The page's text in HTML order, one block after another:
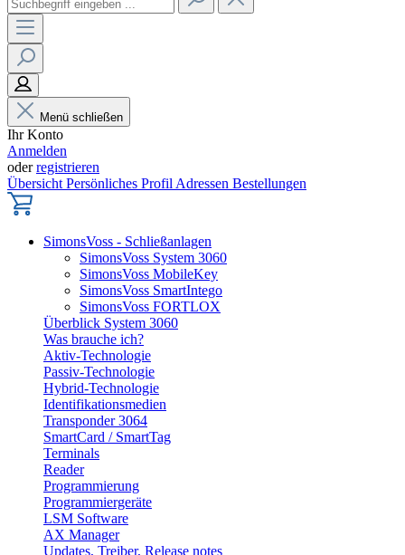
Menü schließen
Ihr Konto
Anmelden
oderregistrieren
Übersicht Persönliches Profil Adressen Bestellungen
SimonsVoss - Schließanlagen
SimonsVoss System 3060
SimonsVoss MobileKey
SimonsVoss SmartIntego
SimonsVoss FORTLOX
Überblick System 3060
Was brauche ich?
Aktiv-Technologie
Passiv-Technologie
Hybrid-Technologie
Identifikationsmedien
Transponder 3064
SmartCard / SmartTag
Terminals
Reader
Programmierung
Programmiergeräte
LSM Software
AX Manager
Updates, Treiber, Release notes